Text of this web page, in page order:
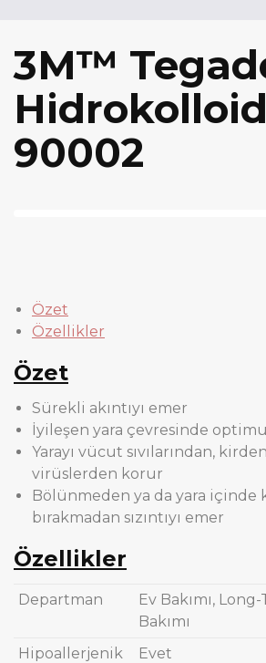
3M™
90002
Özet
Özellikler
Özet
Sürekli akıntıyı emer
İyileşen yara çevresinde
Yarayı vücut sıvılarından,
virüslerden korur
Bölünmeden ya da yara içinde
bırakmadan sızıntıyı emer
Özellikler
Departman Ev Bakımı, Long-
Bakımı
Hipoallerjenik
Evet